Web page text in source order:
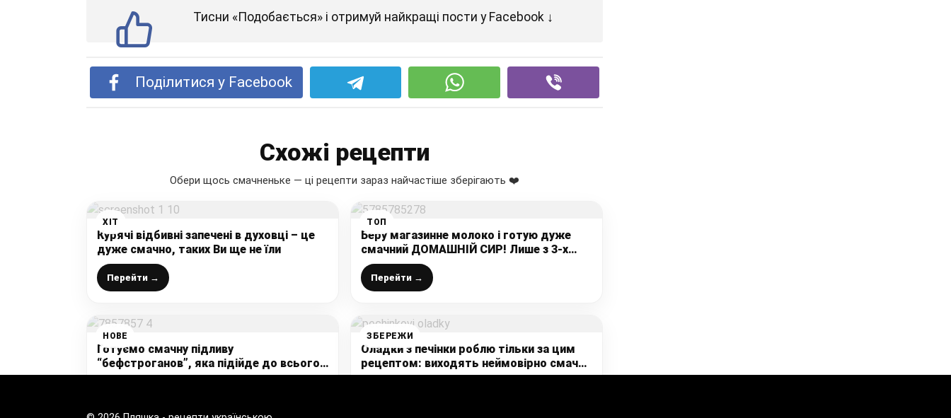
Тисни «Подобається» і отримуй найкращі пости у Facebook ↓
Поділитися у Facebook
Схожі рецепти
Обери щось смачненьке — ці рецепти зараз найчастіше зберігають ❤️
ХІТ
Курячі відбивні запечені в духовці – це
дуже смачно, таких Ви ще не їли
Перейти →
ТОП
Беру магазинне молоко і готую дуже
смачний ДОМАШНІЙ СИР! Лише з 3-х
інгредієнтів отримую чудовий шматок
ніжного сиру
Перейти →
НОВЕ
Готуємо смачну підливу
“бефстроганов”, яка підійде до всього:
мій чоловік її обожнює, поділюсь
ЗБЕРЕЖИ
Оладки з печінки роблю тільки за цим
рецептом: виходять неймовірно смачні
і ніжні, рецепт найпростіший (показую,